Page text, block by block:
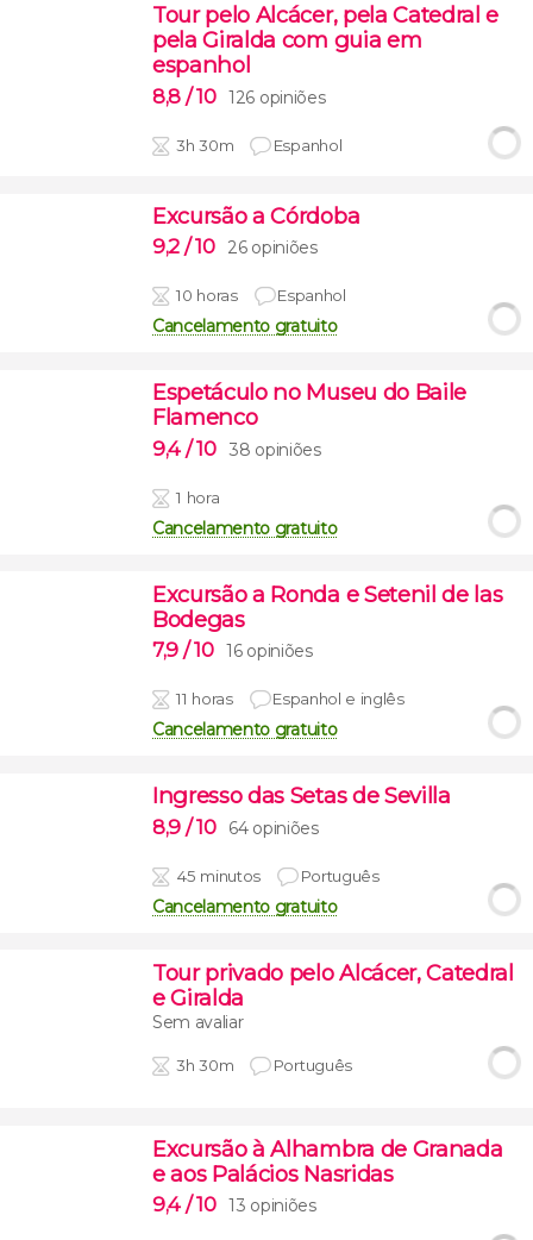
Tour pelo Alcácer, pela Catedral e
pela Giralda com guia em
espanhol
8,8 / 10 126 opiniões
3h 30m Espanhol
Excursão a Córdoba
9,2 / 10 26 opiniões
10 horas Espanhol
Cancelamento gratuito
Espetáculo no Museu do Baile
Flamenco
9,4 / 10 38 opiniões
1 hora
Cancelamento gratuito
Excursão a Ronda e Setenil de las
Bodegas
7,9 / 10 16 opiniões
11 horas Espanhol e inglês
Cancelamento gratuito
Ingresso das Setas de Sevilla
8,9 / 10 64 opiniões
45 minutos Português
Cancelamento gratuito
Tour privado pelo Alcácer, Catedral
e Giralda
Sem avaliar
3h 30m Português
Excursão à Alhambra de Granada
e aos Palácios Nasridas
9,4 / 10 13 opiniões